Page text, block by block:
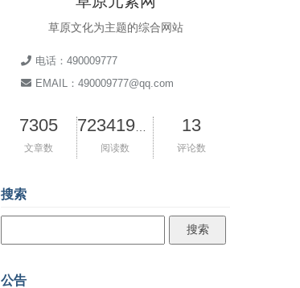
草原文化为主题的综合网站
电话：490009777
EMAIL：490009777@qq.com
7305
文章数 阅读数
13
评论数
搜索
公告